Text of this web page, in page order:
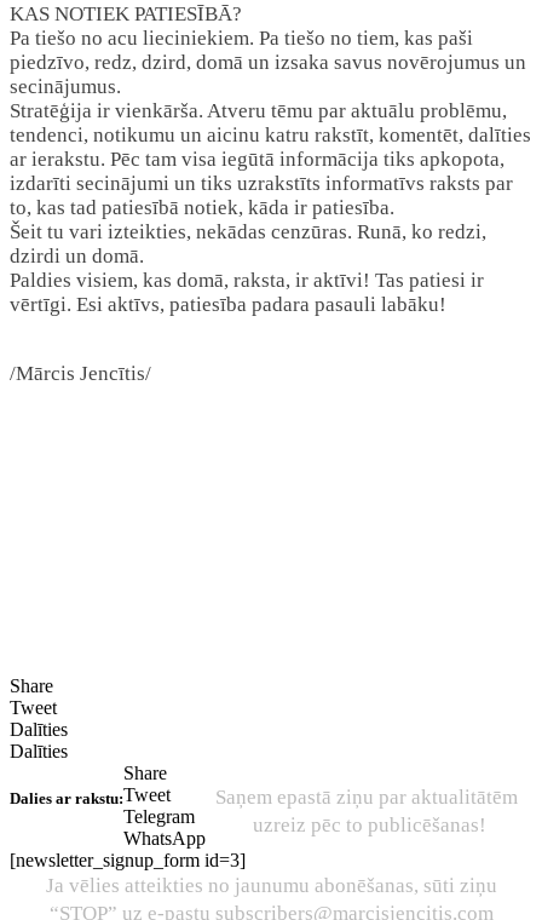
KAS NOTIEK PATIESĪBĀ?
Pa tiešo no acu lieciniekiem. Pa tiešo no tiem, kas paši
piedzīvo, redz, dzird, domā un izsaka savus novērojumus un
secinājumus.
Stratēģija ir vienkārša. Atveru tēmu par aktuālu problēmu,
tendenci, notikumu un aicinu katru rakstīt, komentēt, dalīties
ar ierakstu. Pēc tam visa iegūtā informācija tiks apkopota,
izdarīti secinājumi un tiks uzrakstīts informatīvs raksts par
to, kas tad patiesībā notiek, kāda ir patiesība.
Šeit tu vari izteikties, nekādas cenzūras. Runā, ko redzi,
dzirdi un domā.
Paldies visiem, kas domā, raksta, ir aktīvi! Tas patiesi ir
vērtīgi. Esi aktīvs, patiesība padara pasauli labāku!
/Mārcis Jencītis/
Share
Tweet
Dalīties
Dalīties
Dalies ar rakstu:
Share
Tweet
Telegram
WhatsApp
[newsletter_signup_form id=3]
Saņem epastā ziņu par aktualitātēm
uzreiz pēc to publicēšanas!
Ja vēlies atteikties no jaunumu abonēšanas, sūti ziņu
“STOP” uz e-pastu subscribers@marcisjencitis.com